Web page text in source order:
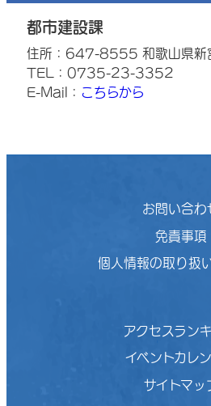
都市建設課
住所：647-8555 和歌山県新
TEL：0735-23-3352
E-Mail： こちらから
お問い合わ
免責事項
個人情報の取り扱
アクセスラン
イベントカレ
サイトマッ